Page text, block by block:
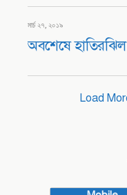
মার্চ ২৭, ২০১৯
অবশেষে
Load